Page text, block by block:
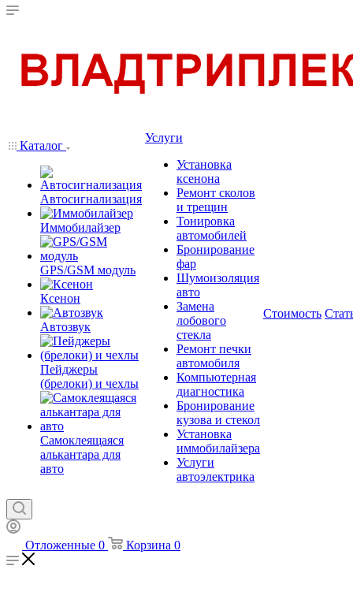
Каталог
Автосигнализация
Иммобилайзер
GPS/GSM модуль
Ксенон
Автозвук
Пейджеры
(брелоки) и чехлы
Самоклеящаяся
алькантара для
авто
Услуги
Установка
ксенона
Ремонт сколов
и трещин
Тонировка
автомобилей
Бронирование
фар
Шумоизоляция
авто
Замена
лобового
стекла
Ремонт печки
автомобиля
Компьютерная
диагностика
Бронирование
кузова и стекол
Установка
иммобилайзера
Услуги
автоэлектрика
Стоимость
Отложенные 0 Корзина 0